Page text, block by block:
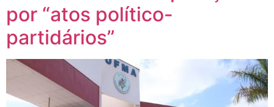
por “atos político-
partidários”